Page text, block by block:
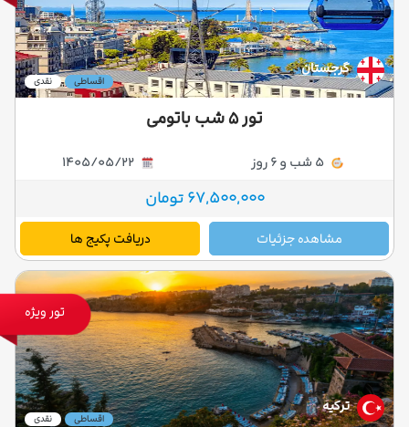
گرجستان
نقدی اقساطی
تور ۵ شب باتومی
67,500,000 تومان
مشاهده جزئیات دریافت پکیج ها
تور ویژه
ترکیه
نقدی اقساطی